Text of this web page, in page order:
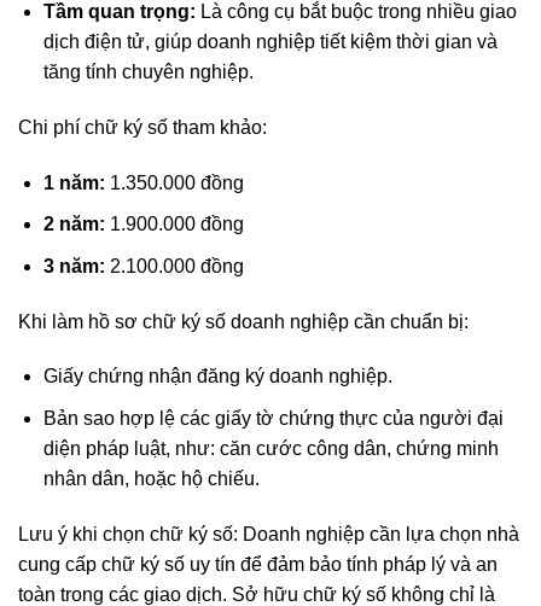
Tầm quan trọng: Là công cụ bắt buộc trong nhiều giao
dịch điện tử, giúp doanh nghiệp tiết kiệm thời gian và
tăng tính chuyên nghiệp.
Chi phí chữ ký số tham khảo:
1 năm: 1.350.000 đồng
2 năm: 1.900.000 đồng
3 năm: 2.100.000 đồng
Khi làm hồ sơ chữ ký số doanh nghiệp cần chuẩn bị:
Giấy chứng nhận đăng ký doanh nghiệp.
Bản sao hợp lệ các giấy tờ chứng thực của người đại
diện pháp luật, như: căn cước công dân, chứng minh
nhân dân, hoặc hộ chiếu.
Lưu ý khi chọn chữ ký số: Doanh nghiệp cần lựa chọn nhà
cung cấp chữ ký số uy tín để đảm bảo tính pháp lý và an
toàn trong các giao dịch. Sở hữu chữ ký số không chỉ là